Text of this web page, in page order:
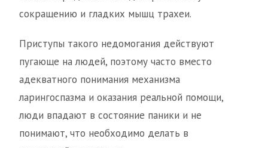
сокращению и гладких мышц трахеи.
Приступы такого недомогания действуют
пугающе на людей, поэтому часто вместо
адекватного понимания механизма
ларингоспазма и оказания реальной помощи,
люди впадают в состояние паники и не
понимают, что необходимо делать в